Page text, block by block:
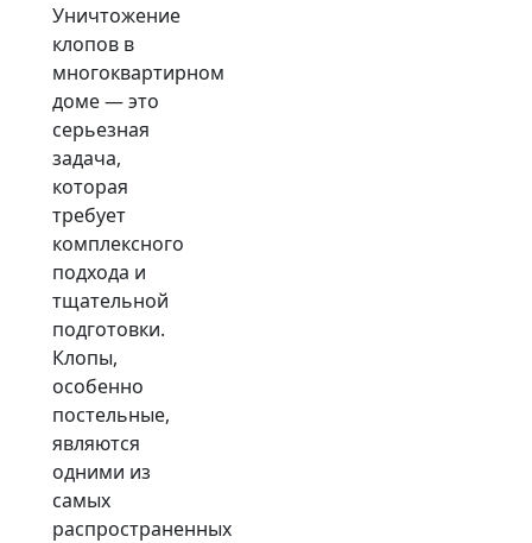
Уничтожение
клопов в
многоквартирном
доме — это
серьезная
задача,
которая
требует
комплексного
подхода и
тщательной
подготовки.
Клопы,
особенно
постельные,
являются
одними из
самых
распространенных